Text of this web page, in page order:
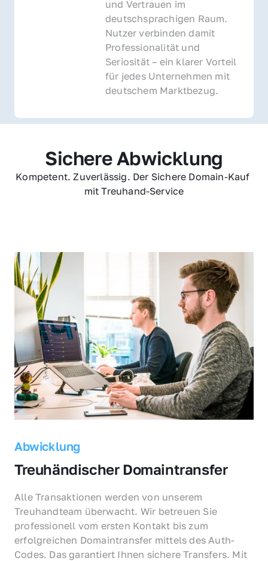
und Vertrauen im
deutschsprachigen Raum.
Nutzer verbinden damit
Professionalität und
Seriosität – ein klarer Vorteil
für jedes Unternehmen mit
deutschem Marktbezug.
Sichere Abwicklung
Kompetent. Zuverlässig. Der Sichere Domain-Kauf
mit Treuhand-Service
Abwicklung
Treuhändischer Domaintransfer
Alle Transaktionen werden von unserem
Treuhandteam überwacht. Wir betreuen Sie
professionell vom ersten Kontakt bis zum
erfolgreichen Domaintransfer mittels des Auth-
Codes. Das garantiert Ihnen sichere Transfers. Mit